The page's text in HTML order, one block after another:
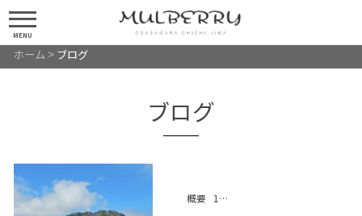
MENU
ホーム > ブログ
ブログ
概要 1…